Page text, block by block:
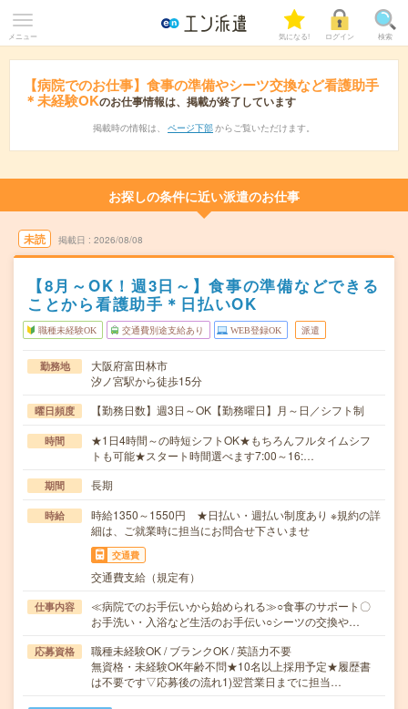
メニュー 気になる! ログイン 検索
【病院でのお仕事】食事の準備やシーツ交換など看護助手
＊未経験OKのお仕事情報は、掲載が終了しています
掲載時の情報は、 ページ下部 からご覧いただけます。
お探しの条件に近い派遣のお仕事
未読 掲載日 2026/08/08
【8月～OK！週3日～】食事の準備などできる
ことから看護助手＊日払いOK
職種未経験OK 交通費別途支給あり WEB登録OK 派遣
勤務地
大阪府富田林市
汐ノ宮駅から徒歩15分
曜日頻度 【勤務日数】週3日～OK【勤務曜日】月～日／シフト制
時間
★1日4時間～の時短シフトOK★もちろんフルタイムシフ
トも可能★スタート時間選べます7:00～16:…
期間 長期
時給
時給1350～1550円 ★日払い・週払い制度あり ※規約の詳
細は、ご就業時に担当にお問合せ下さいませ
交通費
交通費支給（規定有）
仕事内容
≪病院でのお手伝いから始められる≫○食事のサポート〇
お手洗い・入浴など生活のお手伝い○シーツの交換や…
応募資格
職種未経験OK / ブランクOK / 英語力不要
無資格・未経験OK年齢不問★10名以上採用予定★履歴書
は不要です▽応募後の流れ1)翌営業日までに担当…